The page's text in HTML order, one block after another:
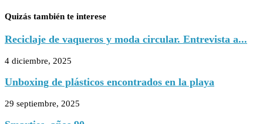
Quizás también te interese
Reciclaje de vaqueros y moda circular. Entrevista a...
4 diciembre, 2025
Unboxing de plásticos encontrados en la playa
29 septiembre, 2025